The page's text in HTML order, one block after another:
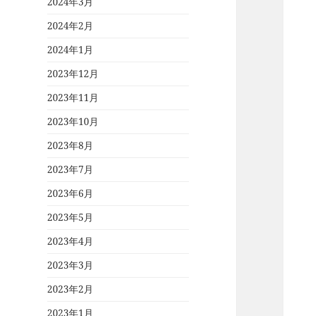
2024年2月
2024年1月
2023年12月
2023年11月
2023年10月
2023年8月
2023年7月
2023年6月
2023年5月
2023年4月
2023年3月
2023年2月
2023年1月